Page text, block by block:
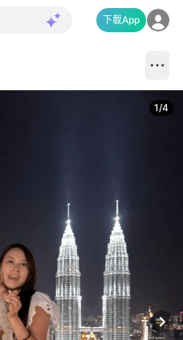
下載App
1/4